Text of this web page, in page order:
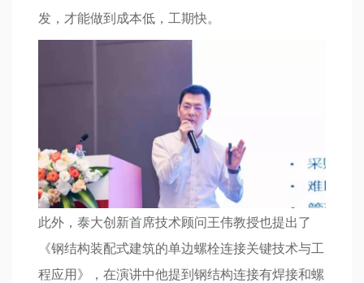
发，才能做到成本低，工期快。
此外，泰大创新首席技术顾问王伟教授也提出了
《钢结构装配式建筑的单边螺栓连接关键技术与工
程应用》，在演讲中他提到钢结构连接有焊接和螺